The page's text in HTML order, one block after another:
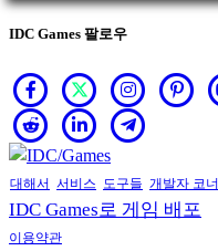
IDC Games 팔로우
대해서 서비스 도구들 개발자 코너
IDC Games로 게임 배포
이용약관